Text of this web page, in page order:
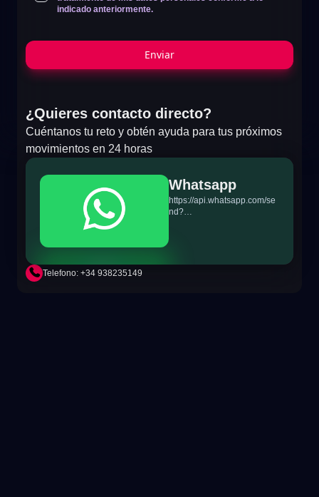
indicado anteriormente.
Enviar
¿Quieres contacto directo?
Cuéntanos tu reto y obtén ayuda para tus próximos
movimientos en 24 horas
Whatsapp
https://api.whatsapp.com/se
nd?
Telefono: +34 938235149